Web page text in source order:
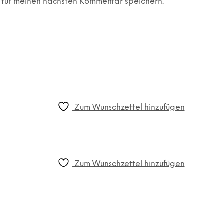
meinen nächsten Kommentar speichern.
Zum Wunschzettel hinzufügen
Zum Wunschzettel hinzufügen